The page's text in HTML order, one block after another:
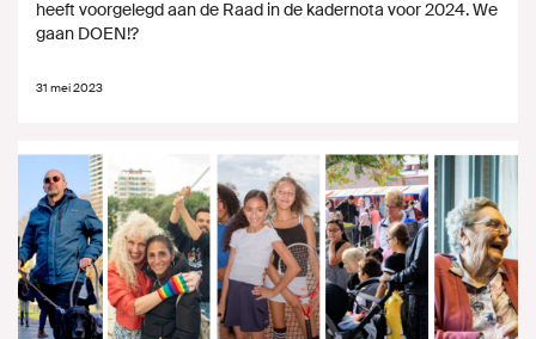
heeft voorgelegd aan de Raad in de kadernota voor 2024. We
gaan DOEN!?
31 mei 2023